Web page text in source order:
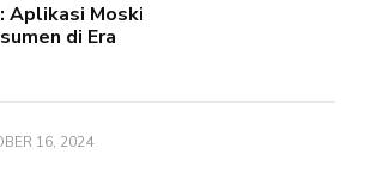
Aplikasi Moski
di Era
16, 2024